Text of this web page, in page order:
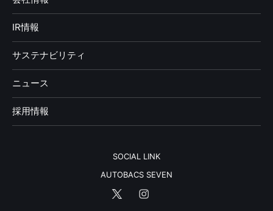
IR情報
サステナビリティ
ニュース
採用情報
SOCIAL LINK
AUTOBACS SEVEN